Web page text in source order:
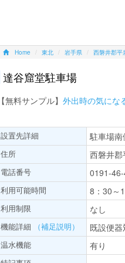
Home 東北 岩手県 西磐井郡平
達谷窟堂駐車場
【無料サンプル】 外出時の気にな
設置先詳細 駐車場
住所 西磐井
電話番号 0191-46-
利用可能時間 8：30～
利用制限 なし
機能詳細 （補足説明） 既設便器
温水機能 有り